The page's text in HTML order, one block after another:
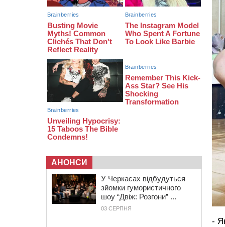
-
тис грн штрафу за незаконні зміни
до договору
08:20
Обрано претендента на посаду
директора Мокрокалигірського
психоневрологічного інтернату
07:23 Уманські міграційники видворили з
країни грузина, який відсидів
термін у колонії
АНОНСИ
У Черкасах відбудуться
зйомки гумористичного
шоу “Двіж: Розгони” ...
03 СЕРПНЯ